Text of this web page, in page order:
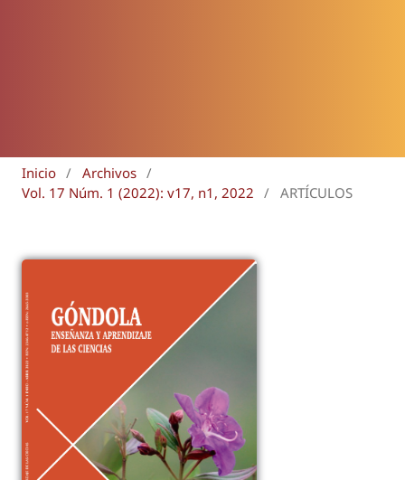
Inicio / Archivos /
Vol. 17 Núm. 1 (2022): v17, n1, 2022
/ ARTÍCULOS